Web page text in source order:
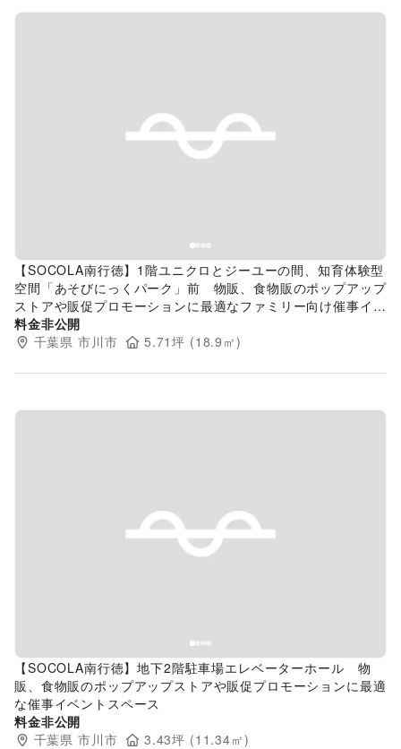
Previous slide
【SOCOLA南行徳】1階ユニクロとジーユーの間、知育体験型
空間「あそびにっくパーク」前 物販、食物販のポップアップ
ストアや販促プロモーションに最適なファミリー向け催事イベ
ントスペース
料金非公開
千葉県 市川市 5.71坪 (18.9 ㎡)
Previous slide
【SOCOLA南行徳】地下2階駐車場エレベーターホール 物
販、食物販のポップアップストアや販促プロモーションに最適
な催事イベントスペース
料金非公開
千葉県 市川市 3.43坪 (11.34㎡)